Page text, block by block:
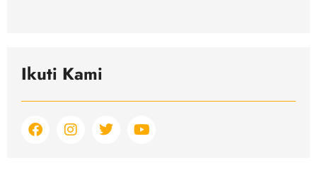
Ikuti Kami
F
a
I
n
T
w
Y
o